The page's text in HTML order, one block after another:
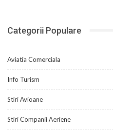
Categorii Populare
Aviatia Comerciala
Info Turism
Stiri Avioane
Stiri Companii Aeriene